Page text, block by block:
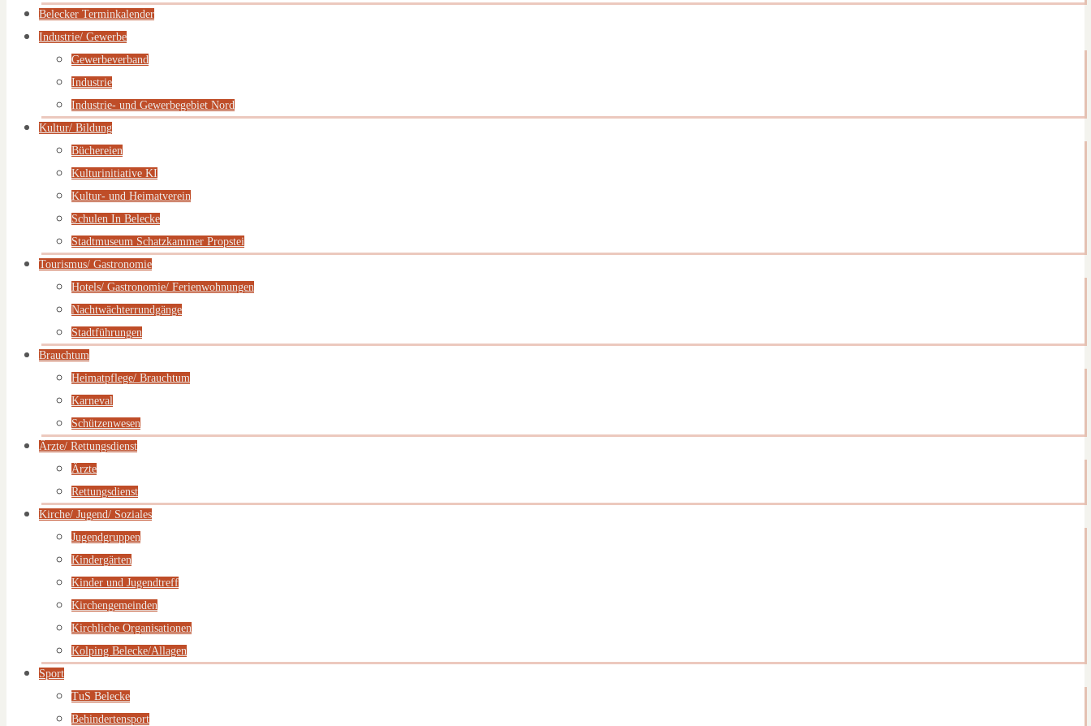
Belecker Terminkalender
Industrie/ Gewerbe
Gewerbeverband
Industrie
Industrie- und Gewerbegebiet Nord
Kultur/ Bildung
Büchereien
Kulturinitiative KI
Kultur- und Heimatverein
Schulen In Belecke
Stadtmuseum Schatzkammer Propstei
Tourismus/ Gastronomie
Hotels/ Gastronomie/ Ferienwohnungen
Nachtwächterrundgänge
Stadtführungen
Brauchtum
Heimatpflege/ Brauchtum
Karneval
Schützenwesen
Ärzte/ Rettungsdienst
Ärzte
Rettungsdienst
Kirche/ Jugend/ Soziales
Jugendgruppen
Kindergärten
Kinder und Jugendtreff
Kirchengemeinden
Kirchliche Organisationen
Kolping Belecke/Allagen
Sport
TuS Belecke
Behindertensport